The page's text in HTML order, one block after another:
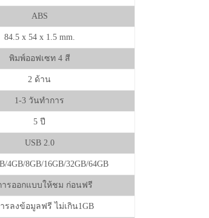
ABS
84.5 x 54 x 1.5 mm.
พิมพ์ออฟเซท 4 สี
2 ด้าน
1-3 วันทำการ
5 ปี
USB 2.0
4GB/8GB/16GB/32GB/64GB
ารออกแบบให้ชม ก่อนฟรี
รลงข้อมูลฟรี ไม่เกิน1GB